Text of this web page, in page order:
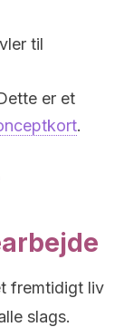
til
er et
.
fremtidigt liv
slags.